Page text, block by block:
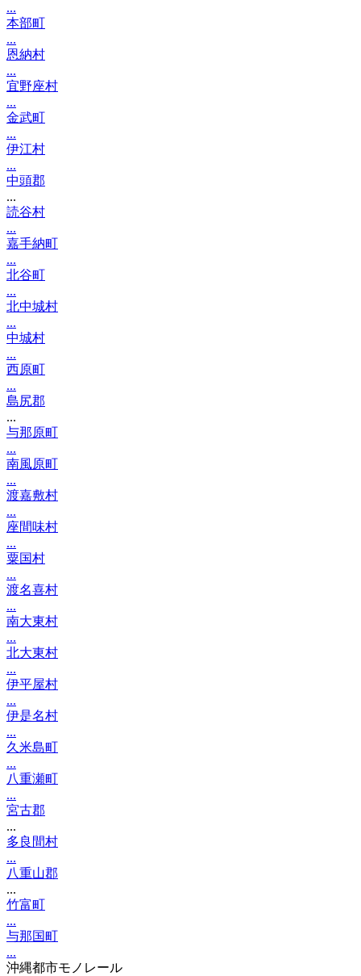
...
本部町
...
恩納村
...
宜野座村
...
金武町
...
伊江村
...
中頭郡
...
読谷村
...
嘉手納町
...
北谷町
...
北中城村
...
中城村
...
西原町
...
島尻郡
...
与那原町
...
南風原町
...
渡嘉敷村
...
座間味村
...
粟国村
...
渡名喜村
...
南大東村
...
北大東村
...
伊平屋村
...
伊是名村
...
久米島町
...
八重瀬町
...
宮古郡
...
多良間村
...
八重山郡
...
竹富町
...
与那国町
...
沖縄都市モノレール